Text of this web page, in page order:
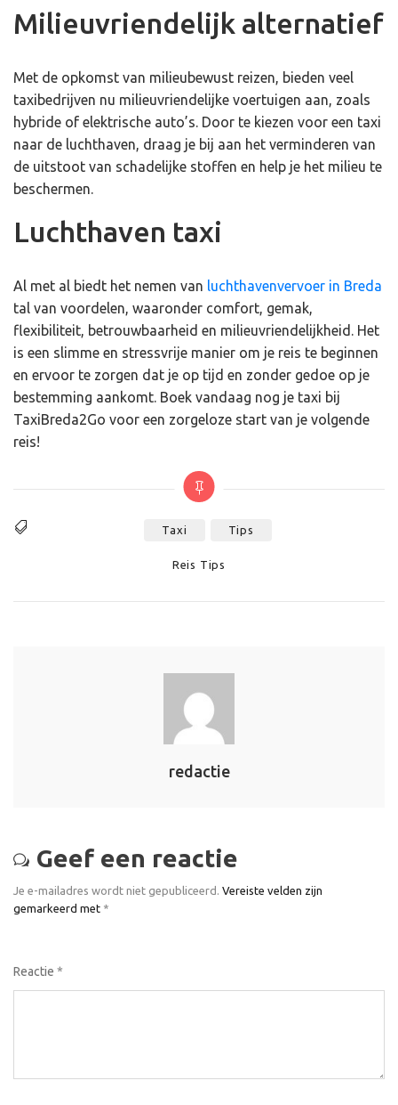
Milieuvriendelijk alternatief
Met de opkomst van milieubewust reizen, bieden veel
taxibedrijven nu milieuvriendelijke voertuigen aan, zoals
hybride of elektrische auto’s. Door te kiezen voor een taxi
naar de luchthaven, draag je bij aan het verminderen van
de uitstoot van schadelijke stoffen en help je het milieu te
beschermen.
Luchthaven taxi
Al met al biedt het nemen van luchthavenvervoer in Breda
tal van voordelen, waaronder comfort, gemak,
flexibiliteit, betrouwbaarheid en milieuvriendelijkheid. Het
is een slimme en stressvrije manier om je reis te beginnen
en ervoor te zorgen dat je op tijd en zonder gedoe op je
bestemming aankomt. Boek vandaag nog je taxi bij
TaxiBreda2Go voor een zorgeloze start van je volgende
reis!
Tags
Taxi Tips
Categories
Reis Tips
redactie
Geef een reactie
Je e-mailadres wordt niet gepubliceerd. Vereiste velden zijn
gemarkeerd met *
Reactie *